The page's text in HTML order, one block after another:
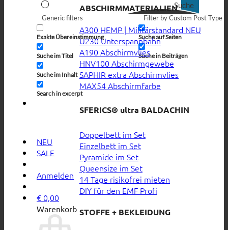
Suche
Generic filters
Exakte Übereinstimmung
Suche im Titel
Suche im Inhalt
Search in excerpt
Filter by Custom Post Type
Suche auf Seiten
Suche in Beiträgen
NEU
SALE
Anmelden
€ 0,00
Warenkorb
ABSCHIRMMATERIALIEN
A300 HEMP | Militärstandard
U230 Unterspannbahn
A190 Abschirmvlies
HNV100 Abschirmgewebe
SAPHIR extra Abschirmvlies
MAX54 Abschirmfarbe
SFERICS® ultra BALDACHIN
Doppelbett im Set
Einzelbett im Set
Pyramide im Set
Queensize im Set
14 Tage risikofrei mieten
DIY für den EMF Profi
STOFFE + BEKLEIDUNG